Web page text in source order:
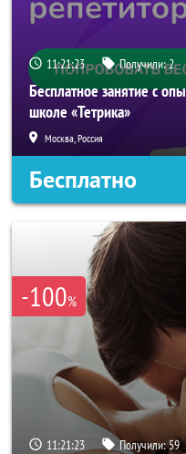
11:21:22 Получили:2
Бесплатное занятие с
школе «Тетрика»
Москва, Россия
Бесплатно
-100%
11:21:22 Получили:59